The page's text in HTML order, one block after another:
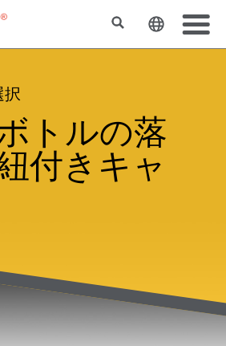
検索 ウェブサ
択
トルの落
付きキャ